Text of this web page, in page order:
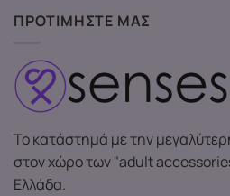
ΠΡΟΤΙΜΗΣΤΕ ΜΑΣ
Το κατάστημά με την
στον χώρο των "adult
Ελλάδα.